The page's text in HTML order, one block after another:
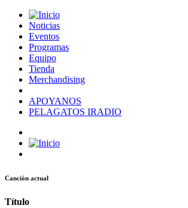
Noticias
Eventos
Programas
Equipo
Tienda
Merchandising
APOYANOS
PELAGATOS IRADIO
Canción actual
Título